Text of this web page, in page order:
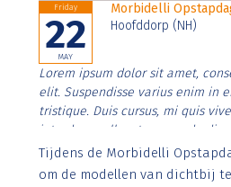
Friday
22
MAY
Morbidelli
Hoofddorp (NH)
Lorem ipsum dolor sit amet,
elit. Suspendisse varius enim in
tristique. Duis cursus, mi quis
interdum nulla, ut commodo
Aenean faucibus nibh et justo
imperdiet. Nunc ut sem vitae
Tijdens de Morbidelli
om de modellen van dichtbij